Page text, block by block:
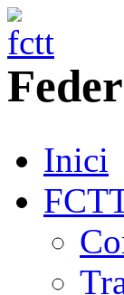
Inici